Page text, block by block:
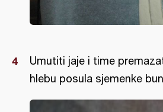
Umutiti jaje i time
hlebu posula sjemenke